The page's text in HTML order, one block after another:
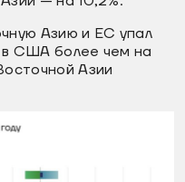
Азию и ЕС упал
в США более чем на
Азии